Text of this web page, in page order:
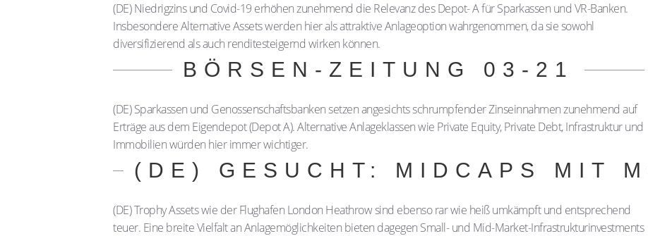
(DE) Niedrigzins und Covid-19 erhöhen zunehmend die Relevanz des Depot- A für Sparkassen und VR-Banken.
Insbesondere Alternative Assets werden hier als attraktive Anlageoption wahrgenommen, da sie sowohl
diversifizierend als auch renditesteigernd wirken können.
BÖRSEN-ZEITUNG 03-21
(DE) Sparkassen und Genossenschafts­banken setzen angesichts schrumpfender Zinseinnahmen zunehmend auf
Erträge aus dem Eigendepot (Depot A). Alternative Anlageklassen wie Private Equity, Private Debt, Infrastruktur und
Immobilien würden hier immer wichtiger.
(DE) GESUCHT: MIDCAPS MIT
(DE) Trophy Assets wie der Flughafen London Heathrow sind ebenso rar wie heiß umkämpft und entsprechend
teuer. Eine breite Vielfalt an Anlagemöglichkeiten bieten dagegen Small- und Mid-Market-Infrastrukturinvestments